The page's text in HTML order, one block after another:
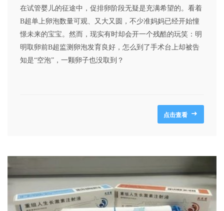
在试管婴儿的征途中，促排卵阶段无疑是充满希望的。看着
B超单上卵泡数量可观、又大又圆，不少准妈妈已经开始憧
憬未来的宝宝。然而，现实有时却会开一个残酷的玩笑：明
明取卵前B超监测卵泡发育良好，怎么到了手术台上却被告
知是“空泡”，一颗卵子也没取到？
点击查看